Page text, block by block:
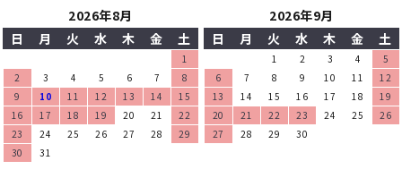
2026年8月
日
月 火 水 木 金 土
1
2
3 4 5 6 7
8
9
10 11 12 13 14
15
16
17 18 19 20 21
22
23
24 25 26 27 28
29
30
31
2026年9月
日
月 火 水 木 金 土
1 2 3 4
5
6
7 8 9 10 11
12
13
14 15 16 17 18
19
20
21 22 23 24 25
26
27
28 29 30